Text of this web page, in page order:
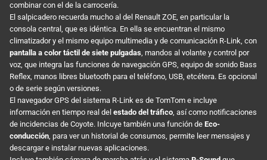
combinar con el de la carrocería.
El salpicadero recuerda mucho al del Renault ZOE, en particular la
consola central, que es idéntica. En ella se encuentran el mismo
climatizador y el mismo equipo multimedia y de comunicación R-Link, con
pantalla a color táctil de siete pulgadas, mandos al volante y control por
voz, que integra las funciones de navegación GPS, equipo de sonido Bass
Reflex, manos libres bluetooth para el teléfono, USB, etcétera. Es opcional
o de serie según versiones.
El navegador GPS del sistema R-Link es de TomTom e incluye
información en tiempo real del estado del tráfico, así como notificaciones
de incidencias de Coyote. Inlcuye también una función de Eco-
conducción, para ver un historial de consumos, permite leer mensajes y
descargar e instalar nuevas aplicaciones.